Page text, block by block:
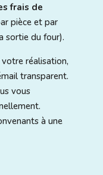
frais de
pièce et par
sortie du four).
réalisation,
transparent.
vous
à une